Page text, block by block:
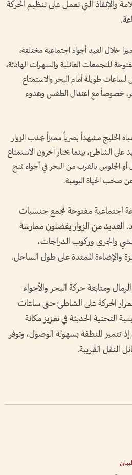
والإنقاذ التي تعمل على تنظيم الحركة
خلال العيد أجواء اجتماعية مختلفة،
للتجمعات العائلية والسهرات الهادئة،
طويلة أمام البحر والاستمتاع
خصوصاً مع اعتدال الطقس وهدوء
الخليج مشهداً بصرياً مميزاً يجذب الزوار
على الشاطئ، بينما يختار آخرون الاستمتاع
الجلوس بالقرب من البحر في أجواء تمنح
صخب الحياة اليومية.
اجتماعية مفتوحة تجمع جنسيات
العديد من الزوار يفضلون ممارسة
والجري وركوب الدراجات،
والإضاءة الممتدة على طول الساحل.
ومتابعة حركة البحر والأجواء
الحركة على الشاطئ حتى ساعات
التحتية الحديثة في تعزيز مكانة
تتميز المنطقة بسهولة الوصول، وتوفر
النقل القريبة.